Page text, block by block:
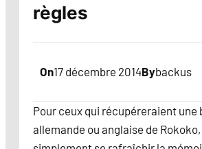
règles
On17 décembre 2014Bybackus
Pour ceux qui récupéreraient une
allemande ou anglaise de